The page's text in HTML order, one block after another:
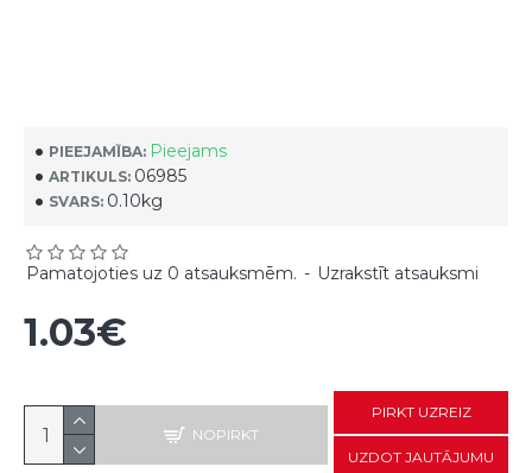
PIEEJAMĪBA: Pieejams
ARTIKULS: 06985
SVARS: 0.10kg
Pamatojoties uz 0 atsauksmēm. - Uzrakstīt atsauksmi
1.03€
NOPIRKT
PIRKT UZREIZ
UZDOT JAUTĀJUMU